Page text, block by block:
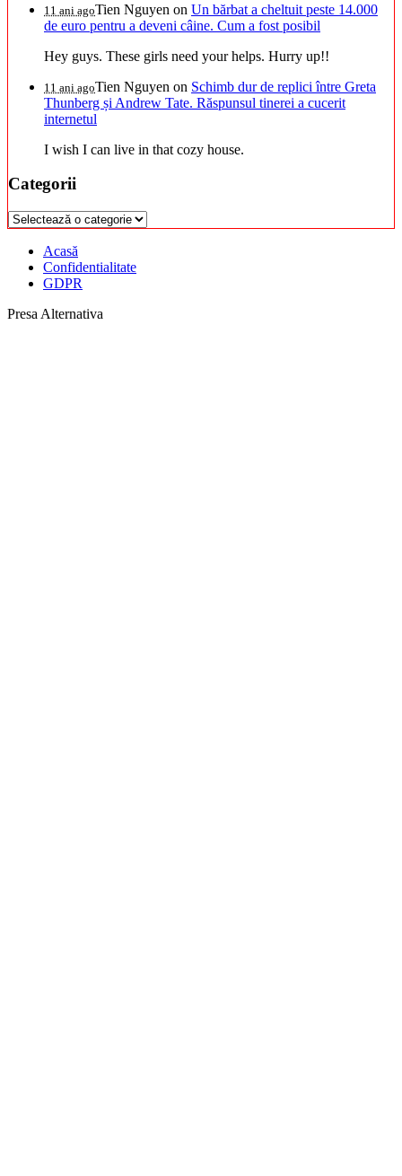
11 ani agoTien Nguyen on Un bărbat a cheltuit peste 14.000
de euro pentru a deveni câine. Cum a fost posibil
Hey guys. These girls need your helps. Hurry up!!
11 ani agoTien Nguyen on Schimb dur de replici între Greta
Thunberg și Andrew Tate. Răspunsul tinerei a cucerit
internetul
I wish I can live in that cozy house.
Categorii
Categorii
Acasă
Confidentialitate
GDPR
Presa Alternativa